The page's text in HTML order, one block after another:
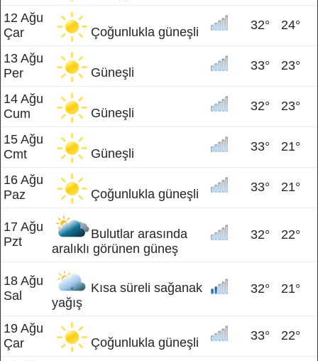
12 Ağu
Çar
Çoğunlukla güneşli 32° 24°
13 Ağu
Per
Güneşli 33° 23°
14 Ağu
Cum
Güneşli 32° 23°
15 Ağu
Cmt
Güneşli 33° 21°
16 Ağu
Paz
Çoğunlukla güneşli 33° 21°
17 Ağu
Pzt
Bulutlar arasında
aralıklı görünen güneş
32° 22°
18 Ağu
Sal
Kısa süreli sağanak
yağış
32° 21°
19 Ağu
Çar
Çoğunlukla güneşli 33° 22°